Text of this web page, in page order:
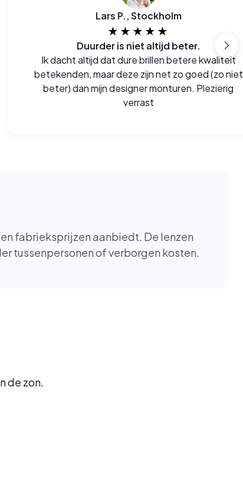
Lars P., Stockholm
★★★★★
Duurder is niet altijd beter.
Ik dacht altijd dat dure brillen betere kwaliteit
betekenden, maar deze zijn net zo goed (zo niet
beter) dan mijn designer monturen. Plezierig
verrast
fabrieksprijzen aanbiedt. De lenzen
tussenpersonen of verborgen kosten.
de zon.